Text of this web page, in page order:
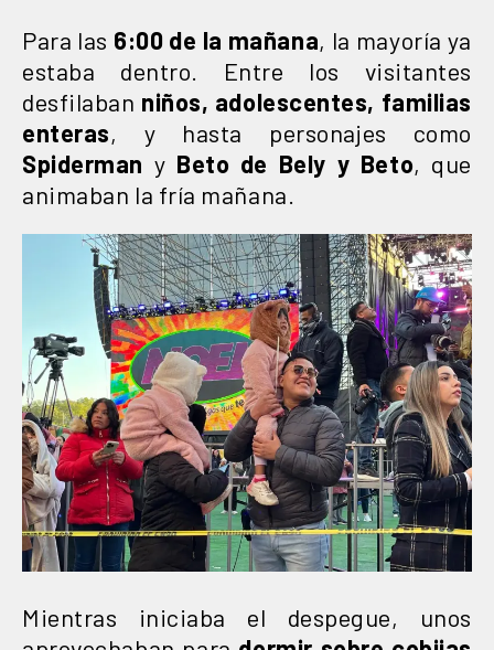
Para las 6:00 de la mañana, la mayoría ya
estaba dentro. Entre los visitantes
desfilaban niños, adolescentes, familias
enteras, y hasta personajes como
Spiderman y Beto de Bely y Beto, que
animaban la fría mañana.
Mientras iniciaba el despegue, unos